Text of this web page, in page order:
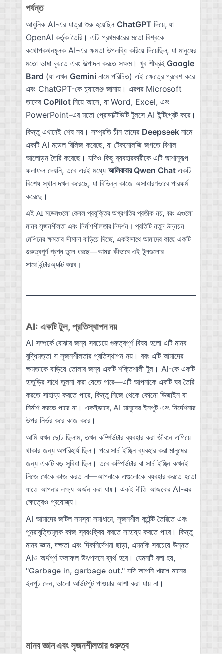
পর্যন্ত
আধুনিক AI-এর যাত্রা শুরু হয়েছিল ChatGPT দিয়ে, যা
OpenAI কর্তৃক তৈরি। এটি প্রথমবারের মতো বিশ্বকে
কথোপকথনমূলক AI-এর ক্ষমতা উপলব্ধি করিয়ে দিয়েছিল, যা মানুষের
মতো ভাষা বুঝতে এবং উত্পাদন করতে সক্ষম। খুব শীঘ্রই Google
Bard (যা এখন Gemini নামে পরিচিত) এই ক্ষেত্রে প্রবেশ করে
এবং ChatGPT-কে চ্যালেঞ্জ জানায়। এরপর Microsoft
তাদের CoPilot নিয়ে আসে, যা Word, Excel, এবং
PowerPoint-এর মতো প্রোডাক্টিভিটি টুলসে AI ইন্টিগ্রেট করে।
কিন্তু এখানেই শেষ নয়। সম্প্রতি চীন তাদের Deepseek নামে
একটি AI মডেল রিলিজ করেছে, যা টেকনোলজি জগতে বিশাল
আলোড়ন তৈরি করেছে। যদিও কিছু ব্যবহারকারীকে এটি আশানুরূপ
ফলাফল দেয়নি, তবে এরই মধ্যে আলিবাবার Qwen Chat একটি
বিশেষ স্থান দখল করেছে, যা বিভিন্ন কাজে অসাধারণভাবে পারফর্ম
করেছে।
এই AI মডেলগুলো কেবল প্রযুক্তির অগ্রগতির প্রতীক নয়, বরং এগুলো
মানব সৃজনশীলতা এবং নির্মাণশীলতার নিদর্শন। প্রতিটি নতুন উন্নয়ন
মেশিনের ক্ষমতার সীমানা বাড়িয়ে দিচ্ছে, একইসাথে আমাদের কাছে একটি
গুরুত্বপূর্ণ প্রশ্ন তুলে ধরছে—আমরা কীভাবে এই টুলগুলোর
সাথেইন্টারঅ্যাক্টকরব।
AI: একটি টুল, প্রতিস্থাপন নয়
AI সম্পর্কে বোঝার জন্য সবচেয়ে গুরুত্বপূর্ণ বিষয় হলো এটি মানব
বুদ্ধিমত্তা বা সৃজনশীলতার প্রতিস্থাপন নয়। বরং এটি আমাদের
ক্ষমতাকে বাড়িয়ে তোলার জন্য একটি শক্তিশালী টুল। AI-কে একটি
হাতুড়ির সাথে তুলনা করা যেতে পারে—এটি আপনাকে একটি ঘর তৈরি
করতে সাহায্য করতে পারে, কিন্তু নিজে থেকে কোনো ডিজাইন বা
নির্মাণ করতে পারে না। একইভাবে, AI মানুষের ইনপুট এবং নির্দেশনার
উপর নির্ভর করে কাজ করে।
আমি যখন ছোট ছিলাম, তখন কম্পিউটার ব্যবহার করা জীবনে এগিয়ে
থাকার জন্য অপরিহার্য ছিল। পরে সার্চ ইঞ্জিন ব্যবহার করা মানুষের
জন্য একটি বড় সুবিধা ছিল। তবে কম্পিউটার বা সার্চ ইঞ্জিন কখনই
নিজে থেকে কাজ করত না—আপনাকে এগুলোকে ব্যবহার করতে হতো
যাতে আপনার লক্ষ্য অর্জন করা যায়। একই নীতি আজকের AI-এর
ক্ষেত্রেও প্রযোজ্য।
AI আমাদের জটিল সমস্যা সমাধানে, সৃজনশীল কন্টেন্ট তৈরিতে এবং
পুনরাবৃত্তিমূলক কাজ স্বয়ংক্রিয় করতে সাহায্য করতে পারে। কিন্তু
মানব জ্ঞান, দক্ষতা এবং দিকনির্দেশনা ছাড়া, এমনকি সবচেয়ে উন্নত
AIও অর্থপূর্ণ ফলাফল উৎপাদনে ব্যর্থ হবে। যেমনটি বলা হয়,
"Garbage in, garbage out." যদি আপনি খারাপ মানের
ইনপুট দেন, ভালো আউটপুট পাওয়ার আশা করা যায় না।
মানব জ্ঞান এবং সৃজনশীলতার গুরুত্ব